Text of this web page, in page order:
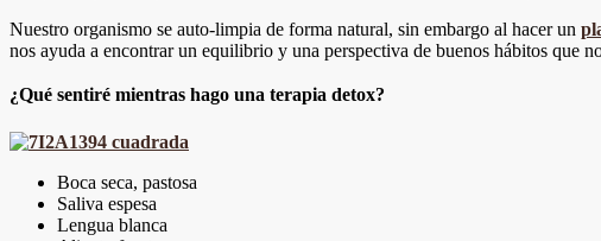
Nuestro organismo se auto-limpia de forma natural, sin embargo al hacer un
nos ayuda a encontrar un equilibrio y una perspectiva de buenos hábitos que
¿Qué sentiré mientras hago una terapia detox?
Boca seca, pastosa
Saliva espesa
Lengua blanca